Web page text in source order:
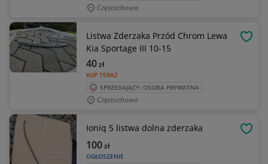
Częstochowa
Listwa Zderzaka Przód Chrom Lewa
Kia Sportage III 10-15
KUP TERAZ
40zł
SPRZEDAJĄCY: OSOBA PRYWATNA
Częstochowa
Ioniq 5 listwa dolna zderzaka
OGŁOSZENIE
100zł